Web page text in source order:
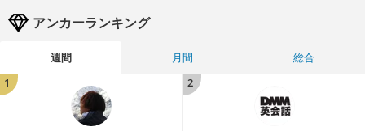
アンカーランキング
週間 月間
総合
1
2